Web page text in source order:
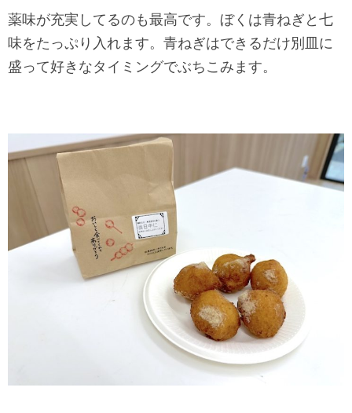
薬味が充実してるのも最高です。ぼくは青ねぎと七
味をたっぷり入れます。青ねぎはできるだけ別皿に
盛って好きなタイミングでぶちこみます。